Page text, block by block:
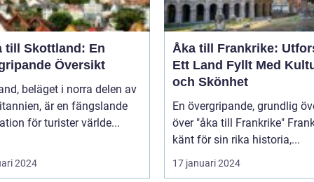
till Skottland: En
Översikt
beläget i norra delen av
är en fängslande
för turister världe...
2024
Åka till Frankrike:
Ett Land Fyllt Med
och Skönhet
En övergripande, grundlig
över "åka till Frankrike" Frankrike,
känt för sin rika historia,...
17 januari 2024